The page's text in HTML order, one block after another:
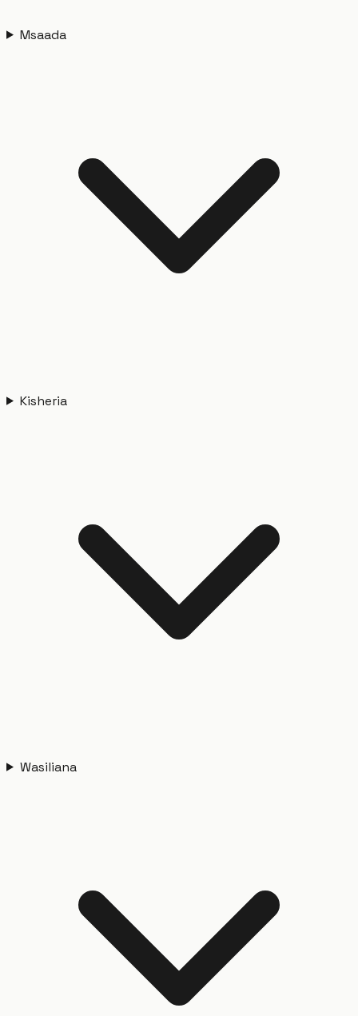
Msaada
Kisheria
Wasiliana